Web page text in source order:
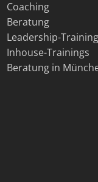
Coaching
Beratung
Leadership-
Inhouse-Trainings
Beratung in